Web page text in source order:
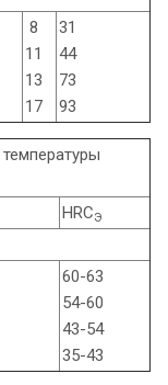
8
11
13
17
31
44
73
93
HRCЭ
60-63
54-60
43-54
35-43